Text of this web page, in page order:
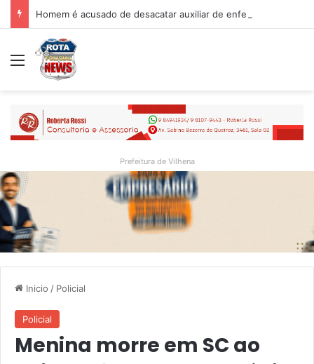
Menu
Prefeitura de Vilhena
Inicio / Policial
Policial
Menina morre em SC ao